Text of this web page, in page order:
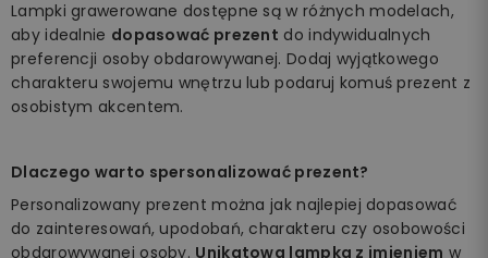
Lampki grawerowane dostępne są w różnych modelach,
aby idealnie dopasować prezent do indywidualnych
preferencji osoby obdarowywanej. Dodaj wyjątkowego
charakteru swojemu wnętrzu lub podaruj komuś prezent z
osobistym akcentem.
Dlaczego warto spersonalizować prezent?
Personalizowany prezent można jak najlepiej dopasować
do zainteresowań, upodobań, charakteru czy osobowości
obdarowywanej osoby. Unikatowa lampka z imieniem w